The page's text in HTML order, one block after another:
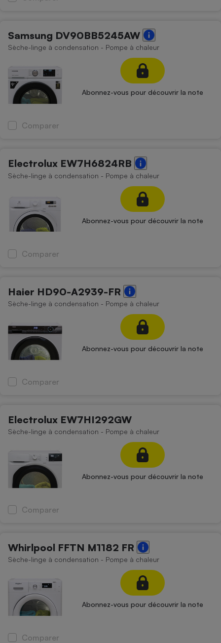
Samsung DV90BB5245AW
Sèche-linge à condensation - Pompe à chaleur
Abonnez-vous pour découvrir la note
Comparer
Electrolux EW7H6824RB
Sèche-linge à condensation - Pompe à chaleur
Abonnez-vous pour découvrir la note
Comparer
Haier HD90-A2939-FR
Sèche-linge à condensation - Pompe à chaleur
Abonnez-vous pour découvrir la note
Comparer
Electrolux EW7HI292GW
Sèche-linge à condensation - Pompe à chaleur
Abonnez-vous pour découvrir la note
Comparer
Whirlpool FFTN M1182 FR
Sèche-linge à condensation - Pompe à chaleur
Abonnez-vous pour découvrir la note
Comparer